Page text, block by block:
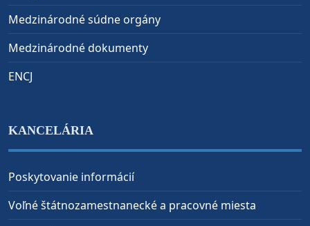
Medzinárodné súdne orgány
Medzinárodné dokumenty
ENCJ
KANCELÁRIA
Poskytovanie informácií
Voľné štátnozamestnanecké a pracovné miesta